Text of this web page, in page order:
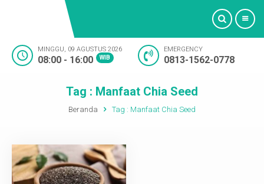
Layanan Medis
MINGGU, 09 AGUSTUS 2026
08:00 - 16:00 WIB
EMERGENCY
0813-1562-0778
Tag : Manfaat Chia Seed
Beranda Tag : Manfaat Chia Seed